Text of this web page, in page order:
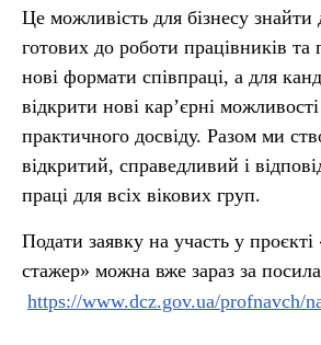
Це можливість для бізнесу знайти
готових до роботи працівників та
нові формати співпраці, а для
відкрити нові кар’єрні
практичного досвіду. Разом ми
відкритий, справедливий і
праці для всіх вікових груп.
Подати заявку на участь у
стажер» можна вже зараз за
https://www.dcz.gov.ua/profnavch/